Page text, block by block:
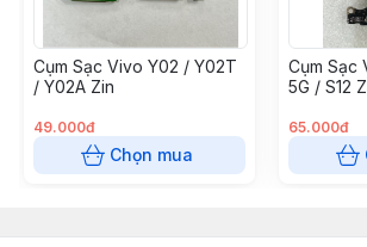
Cụm Sạc Vivo Y02 / Y02T
/ Y02A Zin
49.000đ
Chọn mua
Cụm Sạc
5G / S12
65.000đ